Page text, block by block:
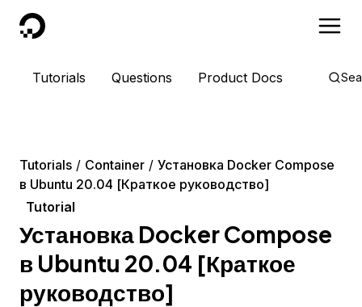
DigitalOcean
Tutorials Questions Product Docs
Tutorials Container
Установка Docker Compose
в Ubuntu 20.04 [Краткое руководство]
Tutorial
Установка Docker Compose
в Ubuntu 20.04 [Краткое
руководство]